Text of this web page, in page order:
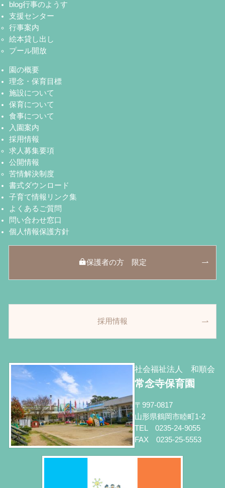
blog行事のようす
支援センター
行事案内
絵本貸し出し
プール開放
園の概要
理念・保育目標
施設について
保育について
食事について
入園案内
採用情報
求人募集要項
公開情報
苦情解決制度
書式ダウンロード
子育て情報リンク集
よくあるご質問
問い合わせ窓口
個人情報保護方針
保護者の方 限定
採用情報
社会福祉法人 和順会
常念寺保育園
〒997-0817
山形県鶴岡市睦町1-2
TEL 0235-24-9055
FAX 0235-25-5553